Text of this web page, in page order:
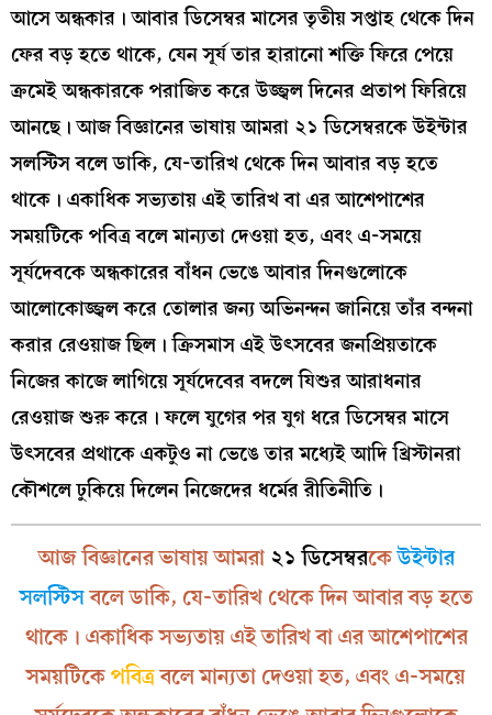
আসে অন্ধকার। আবার ডিসেম্বর মাসের তৃতীয় সপ্তাহ থেকে দিন
ফের বড় হতে থাকে, যেন সূর্য তার হারানো শক্তি ফিরে পেয়ে
ক্রমেই অন্ধকারকে পরাজিত করে উজ্জ্বল দিনের প্রতাপ ফিরিয়ে
আনছে। আজ বিজ্ঞানের ভাষায় আমরা ২১ ডিসেম্বরকে উইন্টার
সলস্টিস বলে ডাকি, যে-তারিখ থেকে দিন আবার বড় হতে
থাকে। একাধিক সভ্যতায় এই তারিখ বা এর আশেপাশের
সময়টিকে পবিত্র বলে মান্যতা দেওয়া হত, এবং এ-সময়ে
সূর্যদেবকে অন্ধকারের বাঁধন ভেঙে আবার দিনগুলোকে
আলোকোজ্জ্বল করে তোলার জন্য অভিনন্দন জানিয়ে তাঁর বন্দনা
করার রেওয়াজ ছিল। ক্রিসমাস এই উৎসবের জনপ্রিয়তাকে
নিজের কাজে লাগিয়ে সূর্যদেবের বদলে যিশুর আরাধনার
রেওয়াজ শুরু করে। ফলে যুগের পর যুগ ধরে ডিসেম্বর মাসে
উৎসবের প্রথাকে একটুও না ভেঙে তার মধ্যেই আদি খ্রিস্টানরা
কৌশলে ঢুকিয়ে দিলেন নিজেদের ধর্মের রীতিনীতি।
আজ বিজ্ঞানের ভাষায় আমরা২১ ডিসেম্বরকেউইন্টার
সলস্টিসবলে ডাকি, যে-তারিখ থেকে দিন আবার বড় হতে
থাকে। একাধিক সভ্যতায় এই তারিখ বা এর আশেপাশের
সময়টিকেপবিত্রবলে মান্যতা দেওয়া হত, এবং এ-সময়ে